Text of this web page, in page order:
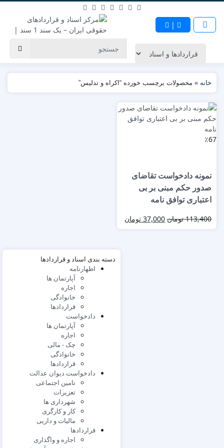
|
خانه » محصولات برچسب خورده “اکراه و تدلیس”
٪67
نمونه دادخواست تقاضای
صدور حکم مبنی بر بی
اعتباری توافق نامه
113,400 تومان 37,000 تومان
دسته بندی اسناد و قراردادها
اظهارنامه
آپارتمان ها
اجاره
خانوادگی
قراردادها
دادخواست
آپارتمان ها
اجاره
چک - مالی
خانوادگی
قراردادها
دادخواست دیوان عدالت
تامین اجتماعی
تعزیرات
شهرداری ها
کار و کارگری
مالیات و داریی
قراردادها
اجاره و واگذاری